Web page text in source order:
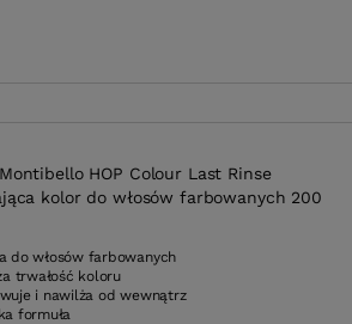
HOP Colour Last Rinse
kolor do włosów farbowanych 200
do włosów farbowanych
trwałość koloru
i nawilża od wewnątrz
formuła